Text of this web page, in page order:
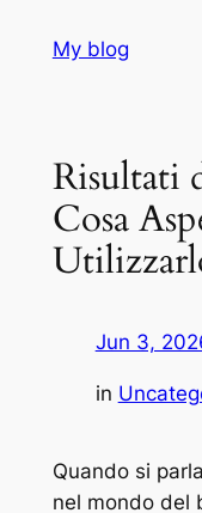
My blog
Risultati
Cosa
Jun 3,
in
Quando si
nel mondo del